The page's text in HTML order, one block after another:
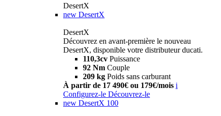
DesertX
new DesertX
DesertX
Découvrez en avant-première le nouveau
DesertX, disponible votre distributeur ducati.
110,3cv Puissance
92 Nm Couple
209 kg Poids sans carburant
À partir de 17 490€ ou 179€/mois i
Configurez-le Découvrez-le
new DesertX 100